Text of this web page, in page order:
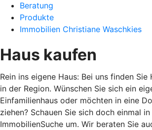
Beratung
Produkte
Immobilien Christiane Waschkies
Haus kaufen
Rein ins eigene Haus: Bei uns finden Sie
in der Region. Wünschen Sie sich ein
Einfamilienhaus oder möchten in eine
ziehen? Schauen Sie sich doch einmal
ImmobilienSuche um. Wir beraten Sie